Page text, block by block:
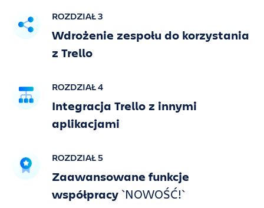
ROZDZIAŁ 3
Wdrożenie zespołu do korzystania
z Trello
ROZDZIAŁ 4
Integracja Trello z innymi
aplikacjami
ROZDZIAŁ 5
Zaawansowane funkcje
współpracy`NOWOŚĆ!`